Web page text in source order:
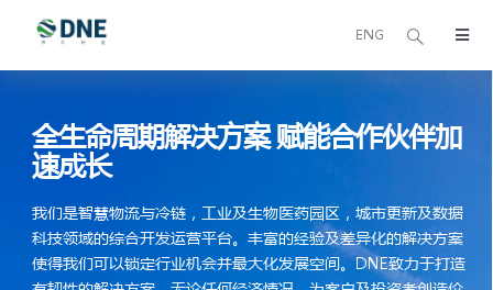
content
ENG
可持续发展
我们的业务
全生命周期解决方案赋能合作伙伴加
速成长
我们是智慧物流与冷链，工业及生物医药园区，城市更新及数据
科技领域的综合开发运营平台。丰富的经验及差异化的解决方案
使得我们可以锁定行业机会并最大化发展空间。DNE致力于打造